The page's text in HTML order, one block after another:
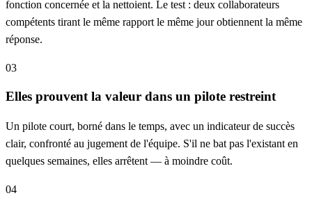
fonction concernée et la nettoient. Le test : deux collaborateurs
compétents tirant le même rapport le même jour obtiennent la même
réponse.
03
Elles prouvent la valeur dans un pilote restreint
Un pilote court, borné dans le temps, avec un indicateur de succès
clair, confronté au jugement de l'équipe. S'il ne bat pas l'existant en
quelques semaines, elles arrêtent — à moindre coût.
04